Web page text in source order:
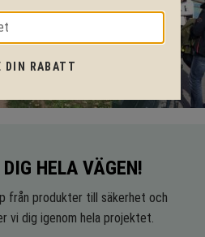
HELA VÄGEN!
från produkter till säkerhet och
vi dig igenom hela projektet.
DIN RABATT